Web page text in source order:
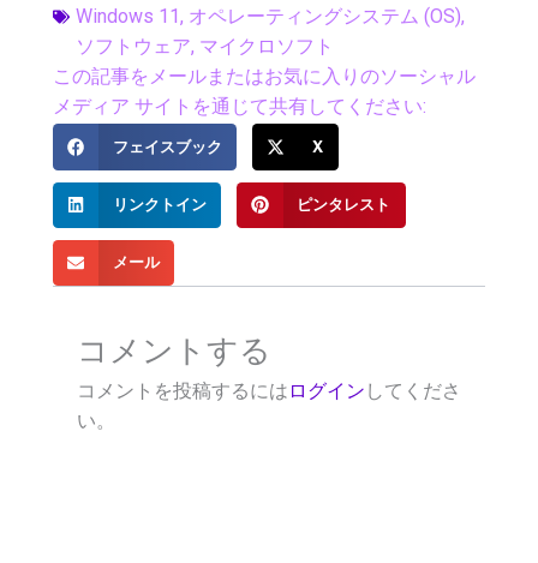
Windows 11 , オペレーティングシステム (OS),
ソフトウェア, マイクロソフト
この記事をメールまたはお気に入りのソーシャル
メディア サイトを通じて共有してください:
フェイスブック X
リンクトイン ピンタレスト
メール
コメントする
コメントを投稿するには ログイン してくださ
い。